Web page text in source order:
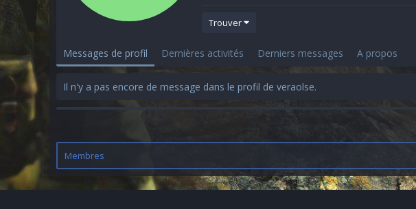
Trouver
Messages de profil Dernières activités Derniers messages A propos
Il n'y a pas encore de message dans le profil de veraolse.
Membres